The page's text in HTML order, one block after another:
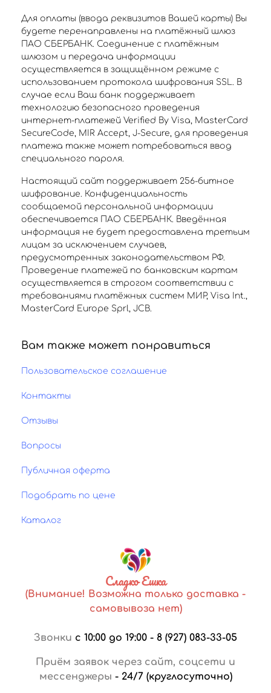
Для оплаты (ввода реквизитов Вашей карты) Вы
будете перенаправлены на платёжный шлюз
ПАО СБЕРБАНК. Соединение с платёжным
шлюзом и передача информации
осуществляется в защищённом режиме с
использованием протокола шифрования SSL. В
случае если Ваш банк поддерживает
технологию безопасного проведения
интернет-платежей Verified By Visa, MasterCard
SecureCode, MIR Accept, J-Secure, для проведения
платежа также может потребоваться ввод
специального пароля.
Настоящий сайт поддерживает 256-битное
шифрование. Конфиденциальность
сообщаемой персональной информации
обеспечивается ПАО СБЕРБАНК. Введённая
информация не будет предоставлена третьим
лицам за исключением случаев,
предусмотренных законодательством РФ.
Проведение платежей по банковским картам
осуществляется в строгом соответствии с
требованиями платёжных систем МИР, Visa Int.,
MasterCard Europe Sprl, JCB.
Вам также может понравиться
Пользовательское соглашение
Контакты
Отзывы
Вопросы
Публичная оферта
Подобрать по цене
Каталог
Сладко Ешка
(Внимание! Возможна только доставка -
самовывоза нет)
Звонки с 10:00 до 19:00 - 8 (927) 083-33-05
Приём заявок через сайт, соцсети и
мессенджеры - 24/7 (круглосуточно)